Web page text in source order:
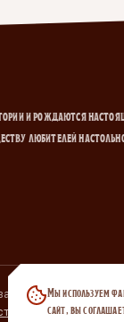
и рождаются
любителей
защищены.
Договор
Мы используем
сайт, вы